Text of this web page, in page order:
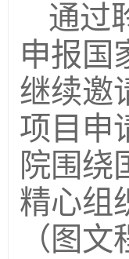
通过
申报国
继续邀
项目申
院围绕
精心组
（图